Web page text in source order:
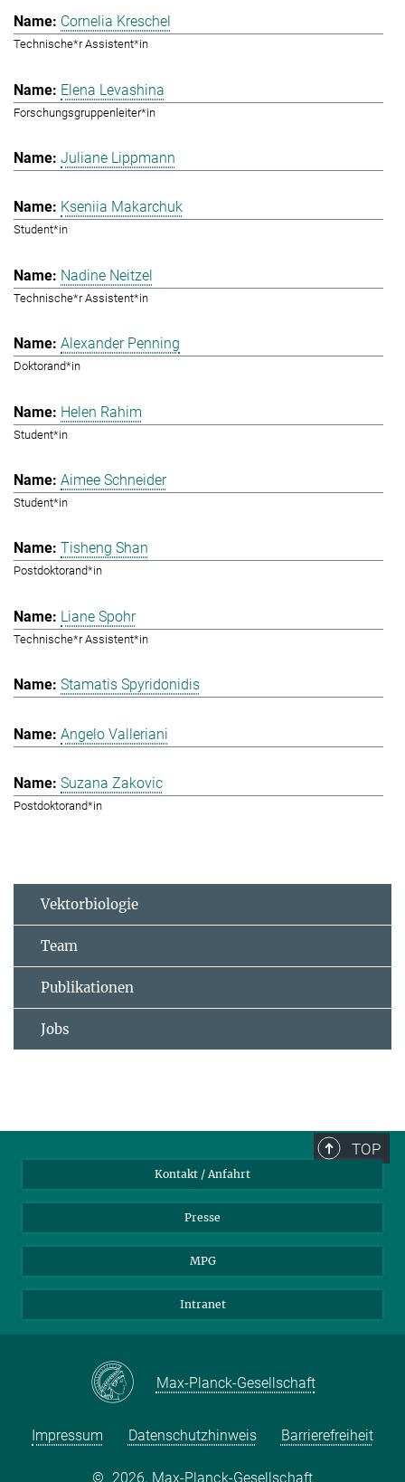
Cornelia Kreschel
Technische*r Assistent*in
Elena Levashina
Forschungsgruppenleiter*in
Juliane Lippmann
Kseniia Makarchuk
Student*in
Nadine Neitzel
Technische*r Assistent*in
Alexander Penning
Doktorand*in
Helen Rahim
Student*in
Aimee Schneider
Student*in
Tisheng Shan
Postdoktorand*in
Liane Spohr
Technische*r Assistent*in
Stamatis Spyridonidis
Angelo Valleriani
Suzana Zakovic
Postdoktorand*in
Vektorbiologie
Team
Publikationen
Jobs
TOP
Kontakt / Anfahrt
Presse
MPG
Intranet
Max-Planck-Gesellschaft
Impressum Datenschutzhinweis Barrierefreiheit
© 2026, Max-Planck-Gesellschaft